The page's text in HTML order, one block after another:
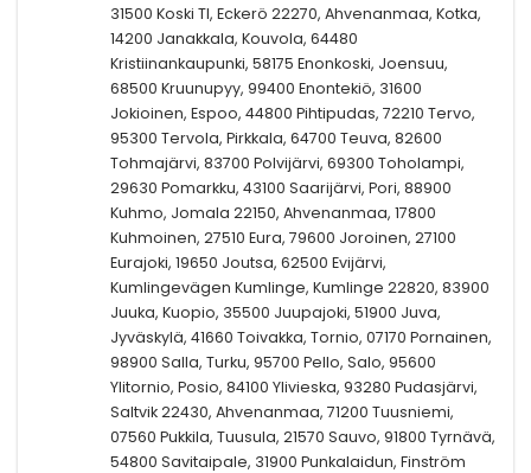
31500 Koski Tl, Eckerö 22270, Ahvenanmaa, Kotka,
14200 Janakkala, Kouvola, 64480
Kristiinankaupunki, 58175 Enonkoski, Joensuu,
68500 Kruunupyy, 99400 Enontekiö, 31600
Jokioinen, Espoo, 44800 Pihtipudas, 72210 Tervo,
95300 Tervola, Pirkkala, 64700 Teuva, 82600
Tohmajärvi, 83700 Polvijärvi, 69300 Toholampi,
29630 Pomarkku, 43100 Saarijärvi, Pori, 88900
Kuhmo, Jomala 22150, Ahvenanmaa, 17800
Kuhmoinen, 27510 Eura, 79600 Joroinen, 27100
Eurajoki, 19650 Joutsa, 62500 Evijärvi,
Kumlingevägen Kumlinge, Kumlinge 22820, 83900
Juuka, Kuopio, 35500 Juupajoki, 51900 Juva,
Jyväskylä, 41660 Toivakka, Tornio, 07170 Pornainen,
98900 Salla, Turku, 95700 Pello, Salo, 95600
Ylitornio, Posio, 84100 Ylivieska, 93280 Pudasjärvi,
Saltvik 22430, Ahvenanmaa, 71200 Tuusniemi,
07560 Pukkila, Tuusula, 21570 Sauvo, 91800 Tyrnävä,
54800 Savitaipale, 31900 Punkalaidun, Finström